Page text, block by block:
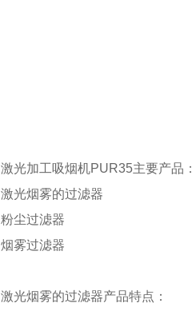
激光加工吸烟机PUR35主要产品：
激光烟雾的过滤器
粉尘过滤器
烟雾过滤器
激光烟雾的过滤器产品特点：